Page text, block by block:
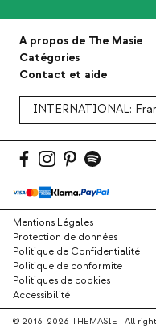
A propos de The Masie
Catégories
Contact et aide
INTERNATIONAL:
Mentions Légales
Protection de données
Politique de Confidentialité
Politique de conformite
Politiques de cookies
Accessibilité
© 2016-2026 THEMASIE · All